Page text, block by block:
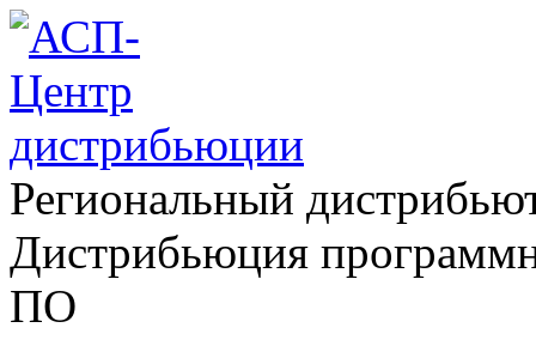
Региональный
Дистрибьюция
ПО